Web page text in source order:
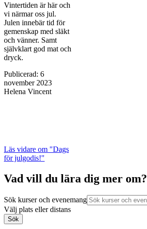
Vintertiden är här och
vi närmar oss jul.
Julen innebär tid för
gemenskap med släkt
och vänner. Samt
självklart god mat och
dryck.
Publicerad: 6
november 2023
Helena Vincent
Läs vidare om "Dags
för julgodis!"
Vad vill du lära dig mer om?
Sök kurser och evenemang
Välj plats eller distans
Sök